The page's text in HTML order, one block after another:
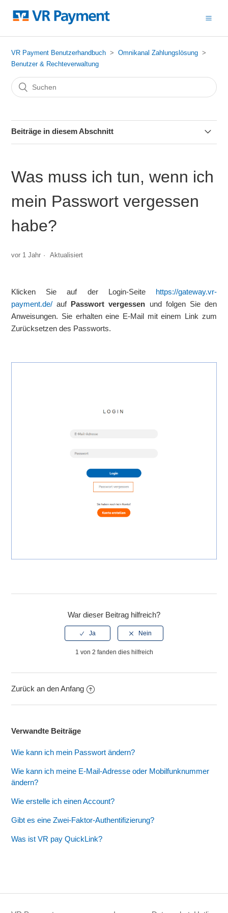
VR Payment Benutzerhandbuch
Omnikanal Zahlungslösung
Benutzer & Rechteverwaltung
Beiträge in diesem Abschnitt
Was muss ich tun, wenn ich mein Passwort vergessen
Wie kann ich mein Passwort ändern?
Was ist ein Benutzer?
Kann ich weitere Benutzer in meinen Account auch
Was muss ich tun, wenn ich
mein Passwort vergessen
habe?
vor 1 Jahr Aktualisiert
Klicken Sie auf der Login-Seite
https://gateway.vr-
payment.de/ auf Passwort vergessen und folgen Sie den
Anweisungen. Sie erhalten eine E-Mail mit einem Link zum
Zurücksetzen des Passworts.
War dieser Beitrag hilfreich?
1 von 2 fanden dies hilfreich
Zurück an den Anfang
Verwandte Beiträge
Wie kann ich mein Passwort ändern?
Wie kann ich meine E-Mail-Adresse oder Mobilfunknummer
ändern?
Wie erstelle ich einen Account?
Gibt es eine Zwei-Faktor-Authentifizierung?
Was ist VR pay QuickLink?